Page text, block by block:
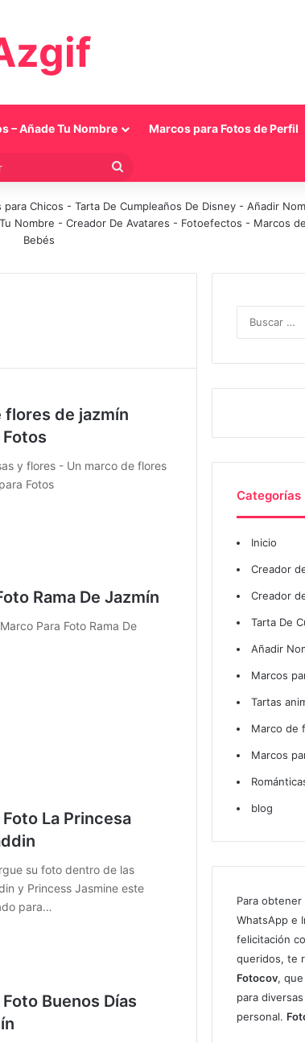
– Añade Tu Nombre Marcos para Fotos de Perfil
Buscar
para Chicos - Tarta De Cumpleaños De Disney - Añadir
Nombre - Creador De Avatares - Fotoefectos - Marcos
Bebés
flores de jazmín
y flores - Un marco de flores
Fotos
Rama De Jazmín
Para Foto Rama De
La Princesa
su foto dentro de las
y Princess Jasmine este
para…
Buenos Días
Categorías
Inicio
Creador
Creador
Tarta De
Añadir
Marcos
Tartas
Marco de
Marcos
blog
Para
WhatsApp e
felicitación
queridos, te
Fotocov,
para
personal.